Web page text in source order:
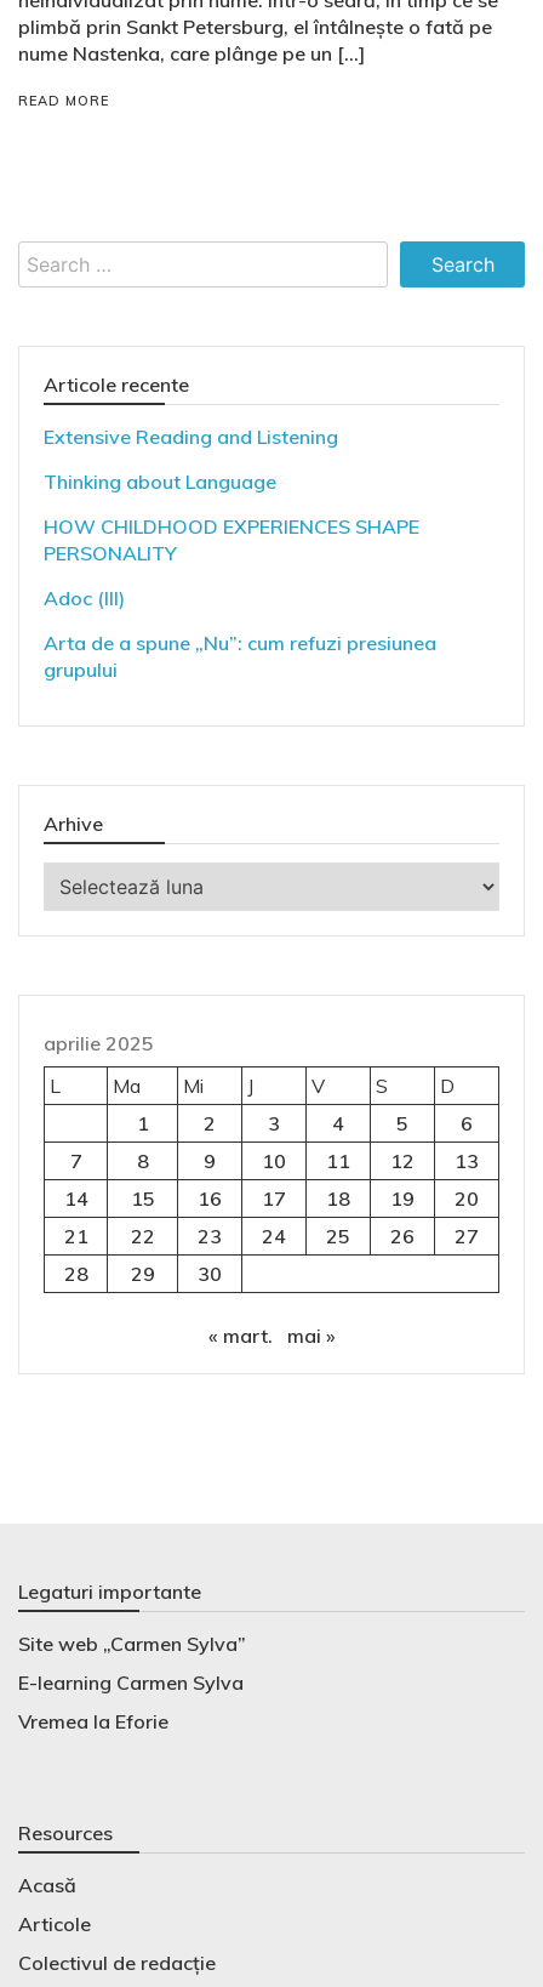
plimbă prin Sankt Petersburg, el întâlnește o fată pe
nume Nastenka, care plânge pe un […]
READ MORE
Search
for:
Articole recente
Extensive Reading and Listening
Thinking about Language
HOW CHILDHOOD EXPERIENCES SHAPE
PERSONALITY
Adoc (III)
Arta de a spune „Nu”: cum refuzi presiunea
grupului
Arhive
Arhive
aprilie 2025
L
Ma Mi J V S
D
1
2 3 4 5
6
7
8 9 10 11 12
13
14
15 16 17 18 19
20
21
22 23 24 25 26
27
28
29 30
« mart. mai »
Legaturi importante
Site web „Carmen Sylva”
E-learning Carmen Sylva
Vremea la Eforie
Resources
Acasă
Articole
Colectivul de redacție